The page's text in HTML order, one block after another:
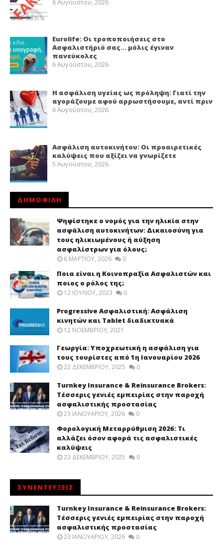
6 Αυγούστου, 2026
Eurolife: Οι τροποποιήσεις στο
Ασφαλιστήριό σας… μόλις έγιναν
πανεύκολες
6 Αυγούστου, 2026
Η ασφάλιση υγείας ως πρόληψη: Γιατί την
αγοράζουμε αφού αρρωστήσουμε, αντί πριν
6 Αυγούστου, 2026
Ασφάλιση αυτοκινήτου: Οι προαιρετικές
καλύψεις που αξίζει να γνωρίζετε
5 Αυγούστου, 2026
ΔΗΜΟΦΙΛΗ
Ψηφίστηκε ο νομός για την ηλικία στην
ασφάλιση αυτοκινήτων: Δικαιοσύνη για
τους ηλικιωμένους ή αύξηση
ασφαλίστρων για όλους;
6 ΜΑΡΤΊΟΥ, 2026 0
Ποια είναι η Κοινοπραξία Ασφαλιστών και
ποιος ο ρόλος της;
12 ΙΟΥΛΊΟΥ, 2023 0
Progressive Ασφαλιστική: Ασφάλιση
κινητών και Tablet διαδικτυακά
12 ΝΟΕΜΒΡΊΟΥ, 2021
Γεωργία: Υποχρεωτική η ασφάλιση για
τους τουρίστες από 1η Ιανουαρίου 2026
22 ΔΕΚΕΜΒΡΊΟΥ, 2025 0
Turnkey Insurance & Reinsurance Brokers:
Τέσσερις γενιές εμπειρίας στην παροχή
ασφαλιστικής προστασίας
23 ΙΑΝΟΥΑΡΊΟΥ, 2026 0
Φορολογική Μεταρρύθμιση 2026: Τι
αλλάζει όσον αφορά τις ασφαλιστικές
καλύψεις
23 ΔΕΚΕΜΒΡΊΟΥ, 2025 0
ΣΥΝΕΝΤΕΥΞΕΙΣ
Turnkey Insurance & Reinsurance Brokers:
Τέσσερις γενιές εμπειρίας στην παροχή
ασφαλιστικής προστασίας
23 ΙΑΝΟΥΑΡΊΟΥ, 2026 0